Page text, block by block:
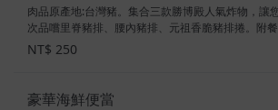
肉品原產地:台灣豬。集合三款勝博殿人氣炸物，讓
次品嚐里脊豬排、腰內豬排、元祖香脆豬排捲。附餐
味噌湯、米飯、醬菜、高麗菜絲。便當僅附豬排醬汁
美味秘訣：高麗菜絲搭配豬排醬汁一起享用！
NT$ 250
豪華海鮮便當